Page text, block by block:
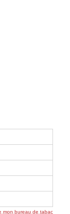
mon bureau de tabac